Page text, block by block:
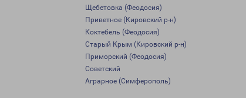
Щебетовка (Феодосия)
Приветное (Кировский р-н)
Коктебель (Феодосия)
Старый Крым (Кировский р-н)
Приморский (Феодосия)
Советский
Аграрное (Симферополь)